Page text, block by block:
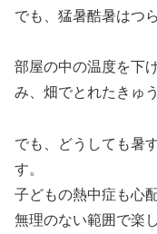
でも、猛暑酷暑はつ
部屋の中の温度を下
み、畑でとれたきゅ
でも、どうしても暑
す。
子どもの熱中症も心
無理のない範囲で楽